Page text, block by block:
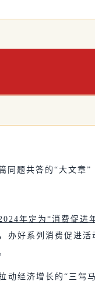
同题共答的“大文章”
年定为“消费促进
办好系列消费促进
动经济增长的“三驾